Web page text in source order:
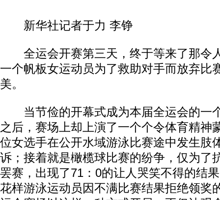
新华社记者于力 李铮
全运会开赛第三天，终于等来了那令
一个帆板女运动员为了救助对手而放弃比
美。
当节俭的开幕式成为本届全运会的一
之后，赛场上却上演了一个个令体育精神
位女选手在公开水域游泳比赛途中发生肢
诉；接着就是橄榄球比赛的纷争，仅为了
罢赛，出现了71：0的让人哭笑不得的结
花样游泳运动员因不满比赛结果拒绝领奖